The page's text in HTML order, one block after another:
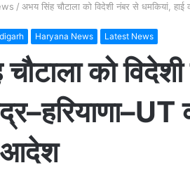
/ अभय सिंह चौटाला को विदेशी नंबर से धमकियां,
Haryana News Latest News
को
आदेश